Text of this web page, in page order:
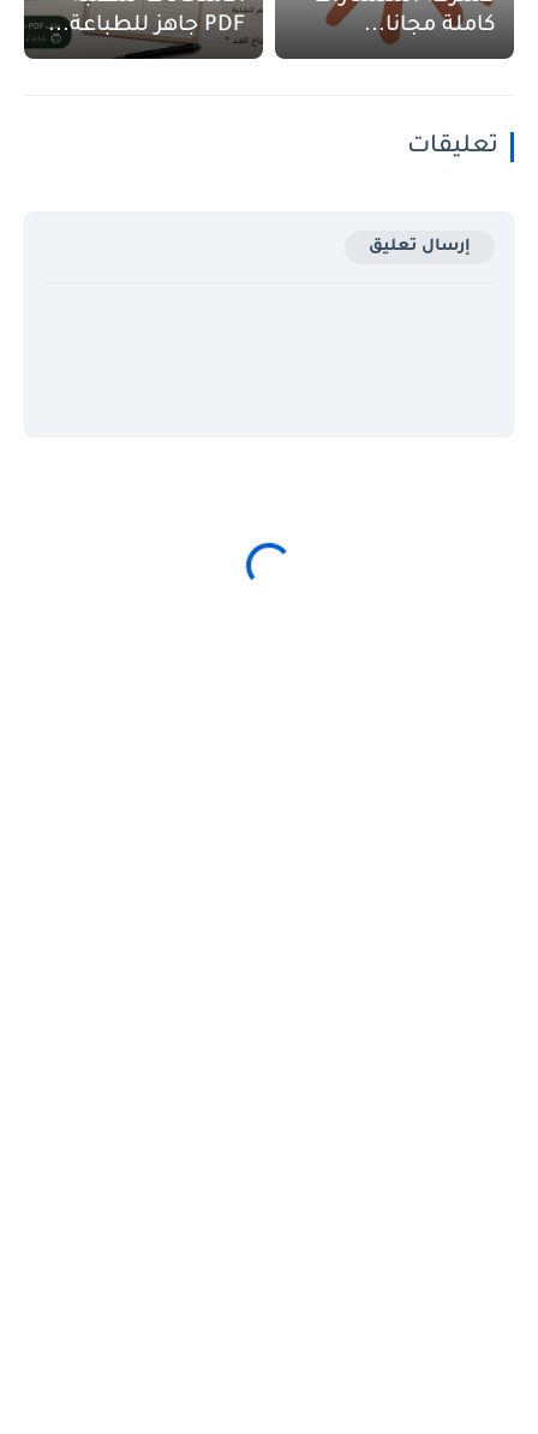
كاملة مجانا...
PDF جاهز للطباعة...
تعليقات
إرسال تعليق